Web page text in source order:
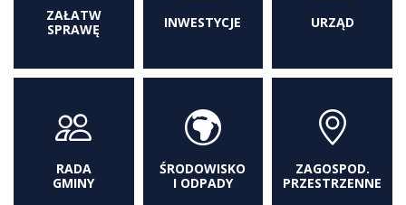
ZAŁATW
SPRAWĘ
INWESTYCJE URZĄD
RADA
GMINY
ŚRODOWISKO
I ODPADY
ZAGOSPOD.
PRZESTRZENNE